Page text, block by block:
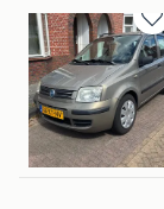
in
Mijn
Klassieker
Groningen